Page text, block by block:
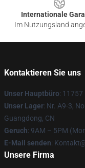
Internationale
Im Nutzungsland
Kontaktieren Sie uns
Unser Hauptbüro: 11757
Unser Lager: Nr. A9-3,
Guangdong, CN
Geruch: 9AM – 5PM
E-Mail senden:
Unsere Firma